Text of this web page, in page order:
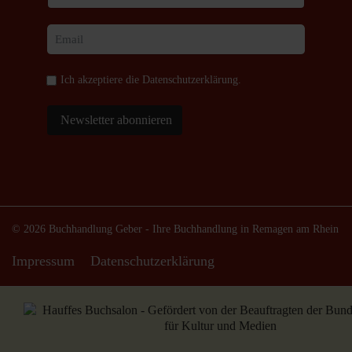
Ich akzeptiere die Datenschutzerklärung.
Newsletter abonnieren
© 2026 Buchhandlung Geber - Ihre Buchhandlung in Remagen am Rhein
Impressum Datenschutzerklärung